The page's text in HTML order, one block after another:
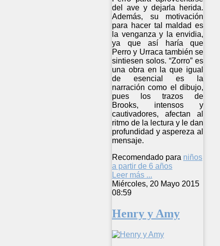
del ave y dejarla herida.
Además, su motivación
para hacer tal maldad es
la venganza y la envidia,
ya que así haría que
Perro y Urraca también se
sintiesen solos. “Zorro” es
una obra en la que igual
de esencial es la
narración como el dibujo,
pues los trazos de
Brooks, intensos y
cautivadores, afectan al
ritmo de la lectura y le dan
profundidad y aspereza al
mensaje.
Recomendado para niños
a partir de 6 años
Leer más ...
Miércoles, 20 Mayo 2015
08:59
Henry y Amy